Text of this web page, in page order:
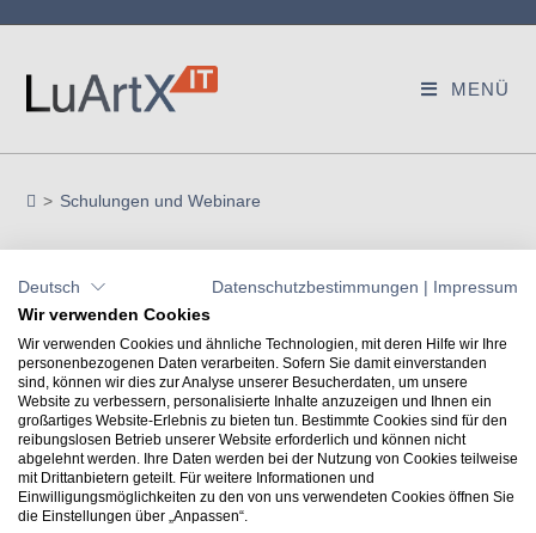
MENÜ
> Schulungen und Webinare
Schulungsanfrage
Kontakt
+49 7031 304748-0
Deutsch Datenschutzbestimmungen | Impressum
Wir verwenden Cookies
Wir verwenden Cookies und ähnliche Technologien, mit deren Hilfe wir Ihre
personenbezogenen Daten verarbeiten. Sofern Sie damit einverstanden
sind, können wir dies zur Analyse unserer Besucherdaten, um unsere
Website zu verbessern, personalisierte Inhalte anzuzeigen und Ihnen ein
großartiges Website-Erlebnis zu bieten tun. Bestimmte Cookies sind für den
reibungslosen Betrieb unserer Website erforderlich und können nicht
abgelehnt werden. Ihre Daten werden bei der Nutzung von Cookies teilweise
mit Drittanbietern geteilt. Für weitere Informationen und
Einwilligungsmöglichkeiten zu den von uns verwendeten Cookies öffnen Sie
die Einstellungen über „Anpassen“.